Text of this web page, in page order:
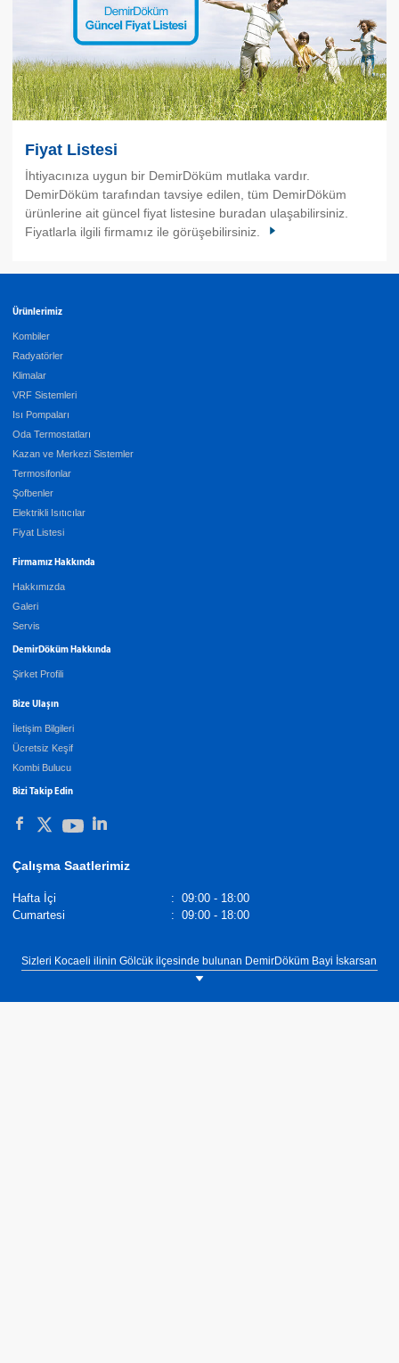
Fiyat Listesi
İhtiyacınıza uygun bir DemirDöküm mutlaka vardır.
DemirDöküm tarafından tavsiye edilen, tüm DemirDöküm
ürünlerine ait güncel fiyat listesine buradan ulaşabilirsiniz.
Fiyatlarla ilgili firmamız ile görüşebilirsiniz.
Ürünlerimiz
Kombiler
Radyatörler
Klimalar
VRF Sistemleri
Isı Pompaları
Oda Termostatları
Kazan ve Merkezi Sistemler
Termosifonlar
Şofbenler
Elektrikli Isıtıcılar
Fiyat Listesi
Firmamız Hakkında
Hakkımızda
Galeri
Servis
DemirDöküm Hakkında
Şirket Profili
Bize Ulaşın
İletişim Bilgileri
Ücretsiz Keşif
Kombi Bulucu
Bizi Takip Edin
Çalışma Saatlerimiz
Hafta İçi : 09:00 - 18:00
Cumartesi
: 09:00 - 18:00
Sizleri Kocaeli ilinin Gölcük ilçesinde bulunan DemirDöküm Bayi İskarsan
Mühendislik showroomumuza bekliyoruz. Tel: 0(262) 424 00 33.